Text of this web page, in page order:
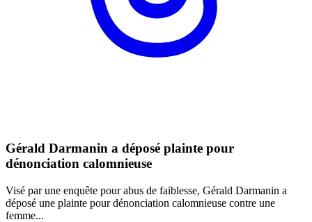
Gérald Darmanin a déposé plainte pour
dénonciation calomnieuse
Visé par une enquête pour abus de faiblesse, Gérald Darmanin a
déposé une plainte pour dénonciation calomnieuse contre une
femme...